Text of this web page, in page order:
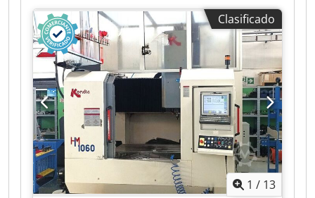
controles:Heidenhain, modelo de controlador:
iTNC 530 , peso total: 7,000 kg, velocidad del
cabezal (máx.):15,000 rpm, horas de
funcionamiento del husillo:
Equipamiento:ajuste continuo de la velocidad
de rotación, cinta transportadora de virutas,
documentación / manual , MTcut V110, unidad
número 15 Año de fabricación: 2016 Control
numérico Heidenhain iTNC 530 Cambio
automático de herramientas de 60 posiciones,
con cono SK40 Transportador de virutas Horas
totales de funcionamiento: 22580 Csdpfx
Aszphdajk Hsha
Clasificado
1 / 13